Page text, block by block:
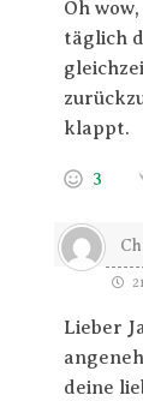
Oh
täglich
klappt.
3
Lieber
deine